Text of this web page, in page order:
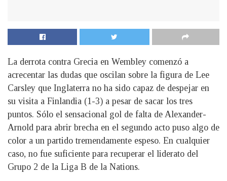
La derrota contra Grecia en Wembley comenzó a
acrecentar las dudas que oscilan sobre la figura de Lee
Carsley que Inglaterra no ha sido capaz de despejar en
su visita a Finlandia (1-3) a pesar de sacar los tres
puntos. Sólo el sensacional gol de falta de Alexander-
Arnold para abrir brecha en el segundo acto puso algo de
color a un partido tremendamente espeso. En cualquier
caso, no fue suficiente para recuperar el liderato del
Grupo 2 de la Liga B de la Nations.